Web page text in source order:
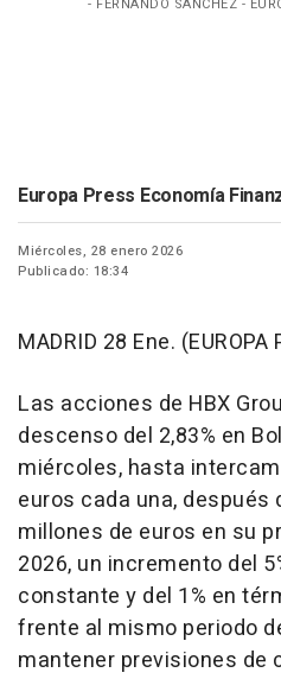
- FERNANDO SÁNCHEZ -
Europa Press Economía
Miércoles, 28 enero 2026
Publicado: 18:34
MADRID 28 Ene. (EUROPA
Las acciones de HBX
descenso del 2,83% en
miércoles, hasta
euros cada una, después
millones de euros en su
2026, un incremento del
constante y del 1% en
frente al mismo periodo
mantener previsiones de